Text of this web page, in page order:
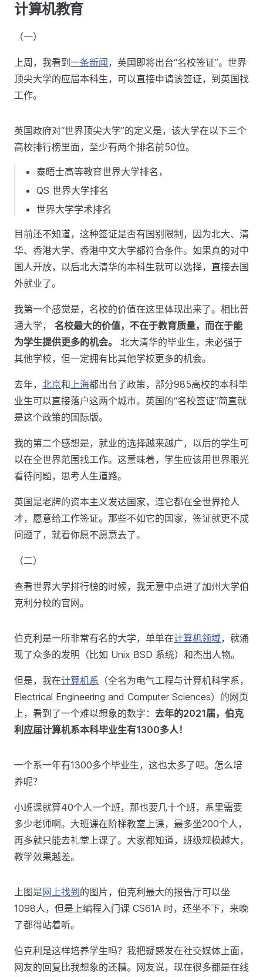
计算机教育
（一）
上周，我看到 一条新闻 ，英国即将出台“名校签证”。世界
顶尖大学的应届本科生，可以直接申请该签证，到英国找
工作。
英国政府对“世界顶尖大学”的定义是，该大学在以下三个
高校排行榜里面，至少有两个排名前50位。
泰晤士高等教育世界大学排名，
QS 世界大学排名
世界大学学术排名
目前还不知道，这种签证是否有国别限制，因为北大、清
华、香港大学、香港中文大学都符合条件。如果真的对中
国人开放，以后北大清华的本科生就可以选择，直接去国
外就业了。
我第一个感觉是，名校的价值在这里体现出来了。相比普
通大学， 名校最大的价值，不在于教育质量，而在于能
为学生提供更多的机会。
北大清华的毕业生，未必强于
其他学校，但一定拥有比其他学校更多的机会。
去年， 北京和上海都出台了政策，部分985高校的本科毕
业生可以直接落户这两个城市。英国的“名校签证”简直就
是这个政策的国际版。
我的第二个感想是，就业的选择越来越广，以后的学生可
以在全世界范围找工作。这意味着，学生应该用世界眼光
看待问题，思考人生道路。
英国是老牌的资本主义发达国家，连它都在全世界抢人
才，愿意给工作签证。那些不如它的国家，签证就更不成
问题了，就看你愿不愿意去了。
（二）
查看世界大学排行榜的时候，我无意中点进了加州大学伯
克利分校的官网。
伯克利是一所非常有名的大学，单单在计算机领域，就涌
现了众多的发明（比如 Unix BSD 系统）和杰出人物。
但是，我在计算机系 （全名为电气工程与计算机科学系，
Electrical Engineering and Computer Sciences）的网页
上，看到了一个难以想象的数字： 去年的2021届，伯克
利应届计算机系本科毕业生有1300多人！
一个系一年有1300多个毕业生，这也太多了吧。怎么培
养呢？
小班课就算40个人一个班，那也要几十个班，系里需要
多少老师啊。大班课在阶梯教室上课，最多坐200个人，
再多就只能去礼堂上课了。大家都知道，班级规模越大，
教学效果越差。
上图是网上找到 的图片，伯克利最大的报告厅可以坐
1098人，但是上编程入门课 CS61A 时，还坐不下，来晚
了都得站着听。
伯克利是这样培养学生吗？我把疑惑发在社交媒体上面，
网友的回复比我想象的还糟。网友说，现在很多都是在线